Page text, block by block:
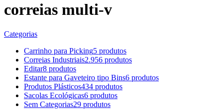
correias multi-v
Categorias
Carrinho para Picking5 produtos
Correias Industriais2.956 produtos
Editar8 produtos
Estante para Gaveteiro tipo Bins6 produtos
Produtos Plásticos434 produtos
Sacolas Ecológicas6 produtos
Sem Categorias29 produtos